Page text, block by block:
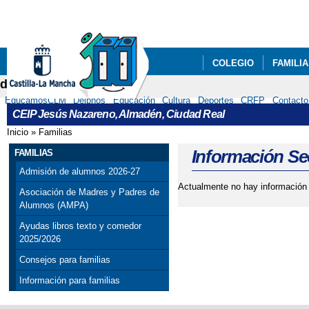
COLEGIO
delphos
EducamosCLM Delphos Educación Cultura Deportes CRFP Contacto
CEIP Jesús Nazareno, Almadén, Ciudad Real
Se encuentra usted aquí
Inicio » Familias
FAMILIAS
Admisión de alumnos 2026-27
Asociación de Madres y Padres de
Alumnos (AMPA)
Ayudas libros texto y comedor
2025/2026
Consejos para familias
Información para familias
Información
Actualmente no hay